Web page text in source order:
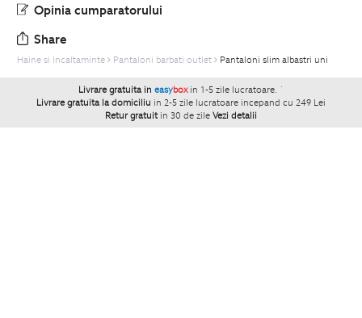
Opinia cumparatorului
Share
Haine si Incaltaminte Pantaloni barbati outlet Pantaloni slim albastri uni
Livrare gratuita in easybox in 1-5 zile lucratoare. `
Livrare gratuita la domiciliu in 2-5 zile lucratoare incepand cu 249 Lei
Retur gratuit in 30 de zile Vezi detalii